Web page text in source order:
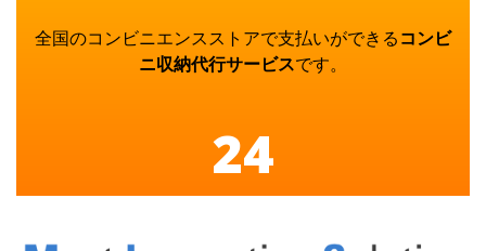
全国のコンビニエンスストアで支払いができるコンビ
ニ収納代行サービスです。
24